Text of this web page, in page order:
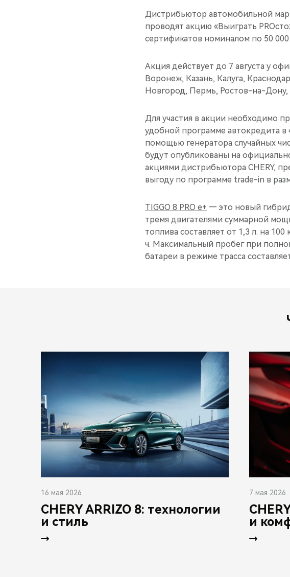
Дистрибьютор автомобильной
проводят акцию «Выиграть
сертификатов номиналом по 50 000
Акция действует до 7 августа у
Воронеж, Казань, Калуга,
Новгород, Пермь, Ростов-на-Дону,
Для участия в акции необходимо
удобной программе автокредита в
помощью генератора случайных
будут опубликованы на
акциями дистрибьютора CHERY,
выгоду по программе trade-in в
TIGGO 8 PRO e+ — это новый
тремя двигателями суммарной
топлива составляет от 1,3 л. на
ч. Максимальный пробег при
батареи в режиме трасса
16 мая 2026
CHERY ARRIZO 8: технологии
и стиль
7 мая 2026
и